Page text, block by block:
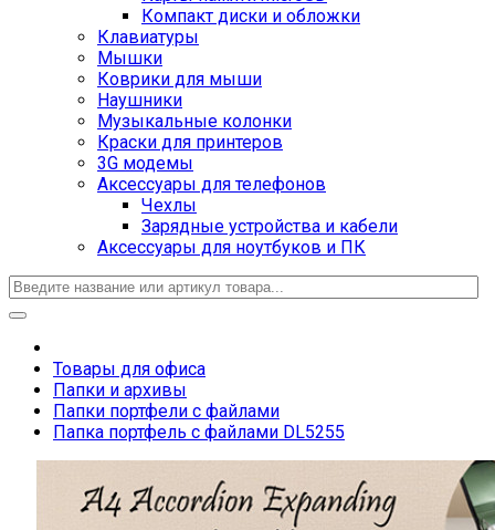
Компакт диски и обложки
Клавиатуры
Мышки
Коврики для мыши
Наушники
Музыкальные колонки
Краски для принтеров
3G модемы
Аксессуары для телефонов
Чехлы
Зарядные устройства и кабели
Аксессуары для ноутбуков и ПК
Товары для офиса
Папки и архивы
Папки портфели с файлами
Папка портфель с файлами DL5255